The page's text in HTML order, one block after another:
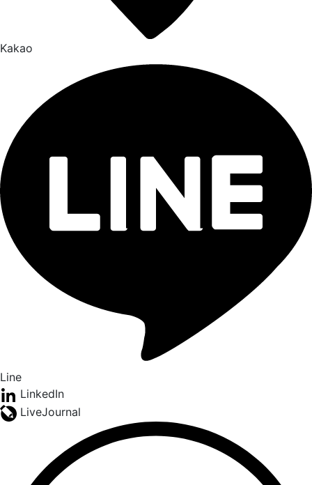
Kakao
Line
LinkedIn
LiveJournal